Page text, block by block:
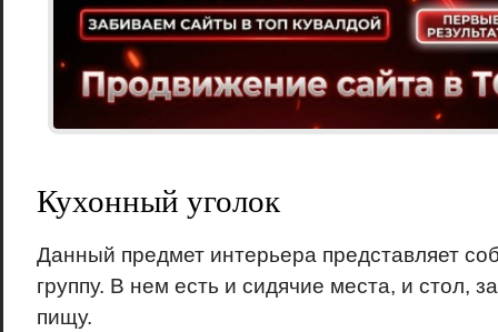
Кухонный уголок
Данный предмет интерьера представляет
группу. В нем есть и сидячие места, и стол,
пищу.